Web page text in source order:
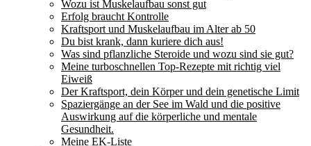
Wozu ist Muskelaufbau sonst gut
Erfolg braucht Kontrolle
Kraftsport und Muskelaufbau im Alter ab 50
Du bist krank, dann kuriere dich aus!
Was sind pflanzliche Steroide und wozu sind sie gut?
Meine turboschnellen Top-Rezepte mit richtig viel
Eiweiß
Der Kraftsport, dein Körper und dein genetische Limit
Spaziergänge an der See im Wald und die positive
Auswirkung auf die körperliche und mentale
Gesundheit.
Meine EK-Liste